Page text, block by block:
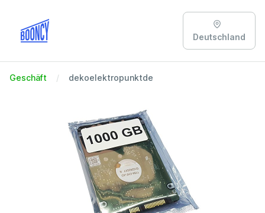
Deutschland
Geschäft dekoelektropunktde